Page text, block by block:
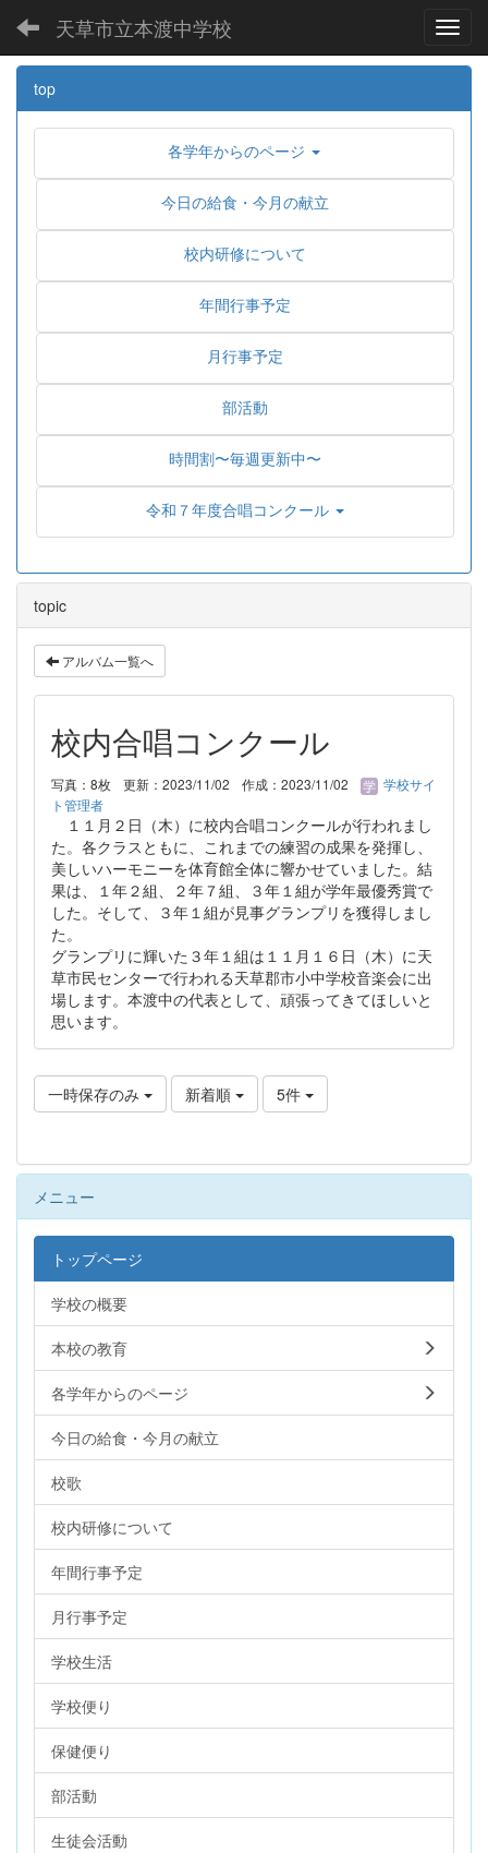
天草市立本渡中学校
top
各学年からのページ
今日の給食・今月の献立
校内研修について
年間行事予定
月行事予定
部活動
時間割〜毎週更新中〜
令和７年度合唱コンクール
topic
アルバム一覧へ
校内合唱コンクール
写真：8枚 更新：2023/11/02 作成：2023/11/02
学校サイ
ト管理者
１１月２日（木）に校内合唱コンクールが行われまし
た。各クラスともに、これまでの練習の成果を発揮し、
美しいハーモニーを体育館全体に響かせていました。結
果は、１年２組、２年７組、３年１組が学年最優秀賞で
した。そして、３年１組が見事グランプリを獲得しまし
た。
グランプリに輝いた３年１組は１１月１６日（木）に天
草市民センターで行われる天草郡市小中学校音楽会に出
場します。本渡中の代表として、頑張ってきてほしいと
思います。
一時保存のみ 新着順 5件
メニュー
トップページ
学校の概要
本校の教育
各学年からのページ
今日の給食・今月の献立
校歌
校内研修について
年間行事予定
月行事予定
学校生活
学校便り
保健便り
部活動
生徒会活動